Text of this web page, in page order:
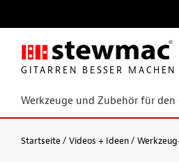
GITARREN BESSER MACHEN
Werkzeuge und Zubehör für den
Startseite Videos + Ideen